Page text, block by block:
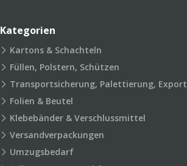
Kategorien
Kartons & Schachteln
Füllen, Polstern, Schützen
Transportsicherung, Palettierung, Export
Folien & Beutel
Klebebänder & Verschlussmittel
Versandverpackungen
Umzugsbedarf